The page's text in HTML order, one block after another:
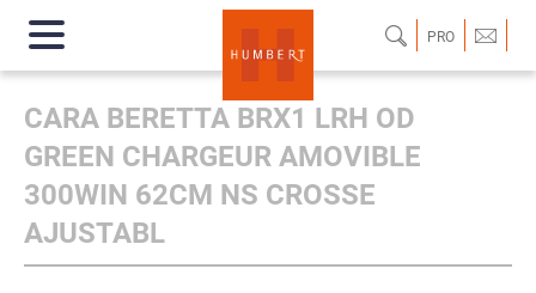
PRO
CARA BERETTA BRX1 LRH OD
GREEN CHARGEUR AMOVIBLE
300WIN 62CM NS CROSSE
AJUSTABL